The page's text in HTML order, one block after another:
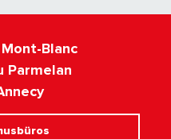
Blanc
Parmelan